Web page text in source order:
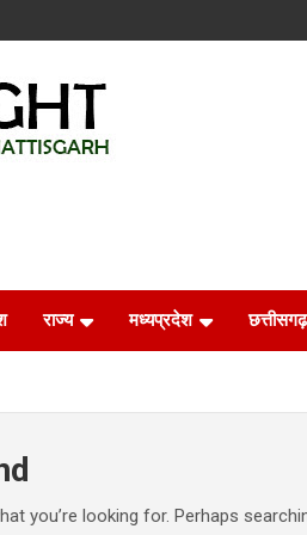
राज्य मध्यप्रदेश छत्तीसगढ़
you’re looking for. Perhaps